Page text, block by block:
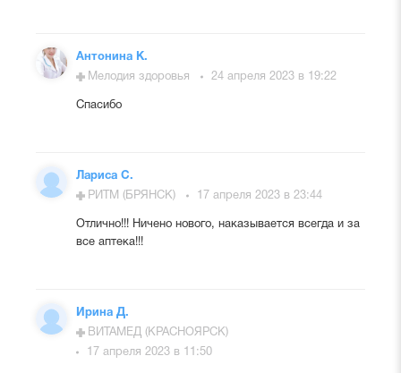
Антонина К.
Мелодия здоровья
24 апреля 2023 в 19:22
Спасибо
Лариса С.
РИТМ (БРЯНСК)
17 апреля 2023 в 23:44
Отлично!!! Ничено нового, наказывается всегда и за
все аптека!!!
Ирина Д.
ВИТАМЕД (КРАСНОЯРСК)
17 апреля 2023 в 11:50